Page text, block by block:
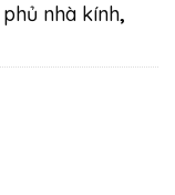
nhà kính,